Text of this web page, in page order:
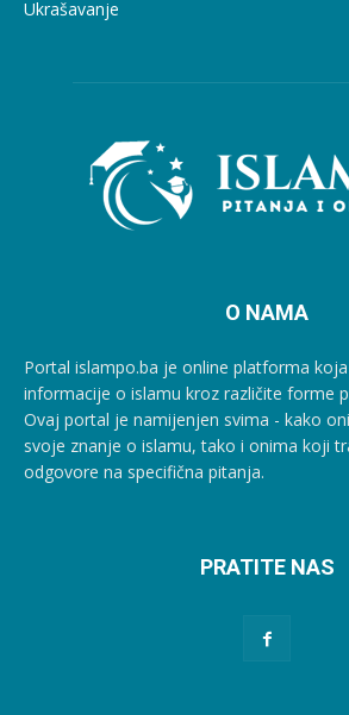
Ukrašavanje
O NAMA
Portal islampo.ba je online platforma
informacije o islamu kroz različite forme
Ovaj portal je namijenjen svima - kako
svoje znanje o islamu, tako i onima koji
odgovore na specifična pitanja.
PRATITE NAS